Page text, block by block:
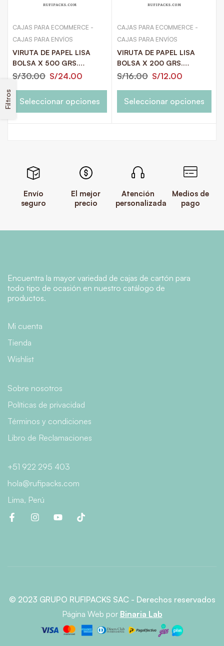
Filtros
CAJAS PARA ECOMMERCE -
CAJAS PARA ENVÍOS
VIRUTA DE PAPEL LISA
BOLSA X 500 GRS.
COLORES INTENSOS
S/30.00 S/24.00
Seleccionar opciones
CAJAS PARA ECOMMERCE -
CAJAS PARA ENVÍOS
VIRUTA DE PAPEL LISA
BOLSA X 200 GRS.
COLORES INTENSOS
S/16.00 S/12.00
Seleccionar opciones
Envío
seguro
El mejor
precio
Atención
personalizada
Medios de
pago
Encuentra la mayor variedad de cajas de cartón para
todo tipo de ocasión en nuestro catálogo de
productos.
Mi cuenta
Tienda
Wishlist
Sobre nosotros
Políticas de privacidad
Términos y condiciones
Libro de Reclamaciones
+51 922 295 403
hola@rufipacks.com
Lima, Perú
© 2023 GRUPO RUFIPACKS SAC - Derechos reservados
Página Web por Binaria Lab